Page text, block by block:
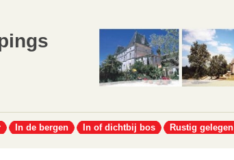
In de bergen In of dichtbij bos Rustig gelegen